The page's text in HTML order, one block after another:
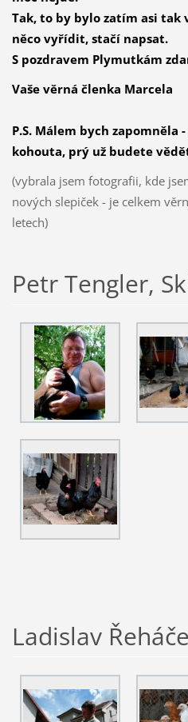
Tak, to by bylo zatím asi tak
něco vyřídit, stačí napsat.
S pozdravem Plymutkám
Vaše věrná členka Marcela
P.S. Málem bych zapomněla
kohouta, prý už budete
(vybrala jsem fotografii, kde
nových slepiček - je celkem
letech)
Petr Tengler,
Ladislav